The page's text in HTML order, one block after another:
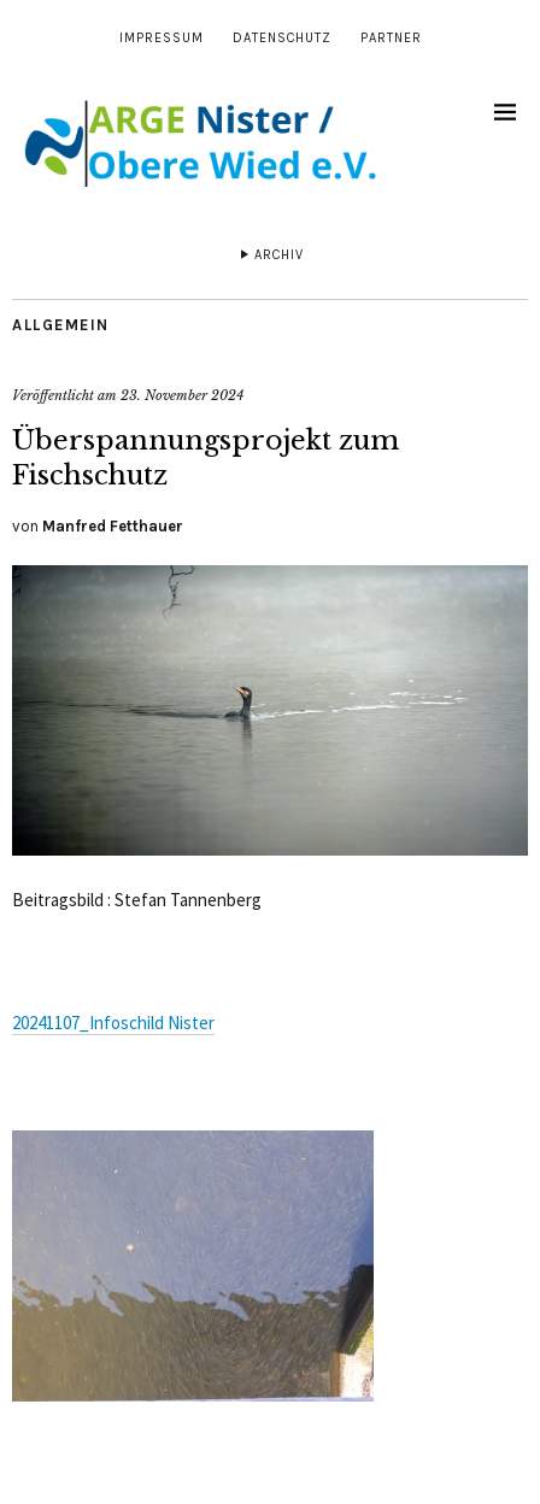
IMPRESSUM DATENSCHUTZ PARTNER
ARCHIV
ALLGEMEIN
Veröffentlicht am 23. November 2024
Überspannungsprojekt zum
Fischschutz
von Manfred Fetthauer
Beitragsbild : Stefan Tannenberg
20241107_Infoschild Nister